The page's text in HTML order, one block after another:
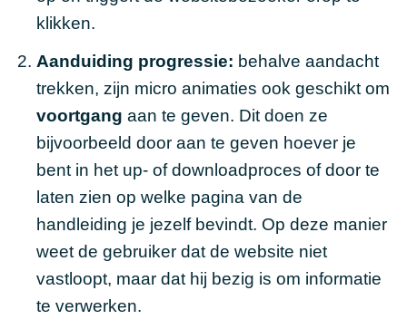
klikken.
Aanduiding progressie: behalve aandacht
trekken, zijn micro animaties ook geschikt om
voortgang aan te geven. Dit doen ze
bijvoorbeeld door aan te geven hoever je
bent in het up- of downloadproces of door te
laten zien op welke pagina van de
handleiding je jezelf bevindt. Op deze manier
weet de gebruiker dat de website niet
vastloopt, maar dat hij bezig is om informatie
te verwerken.